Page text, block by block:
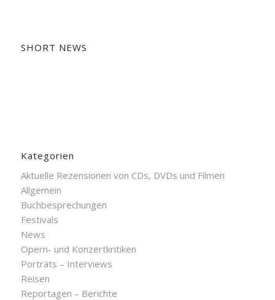
SHORT NEWS
Kategorien
Aktuelle Rezensionen von CDs, DVDs und Filmen
Allgemein
Buchbesprechungen
Festivals
News
Opern- und Konzertkritiken
Porträts – Interviews
Reisen
Reportagen – Berichte